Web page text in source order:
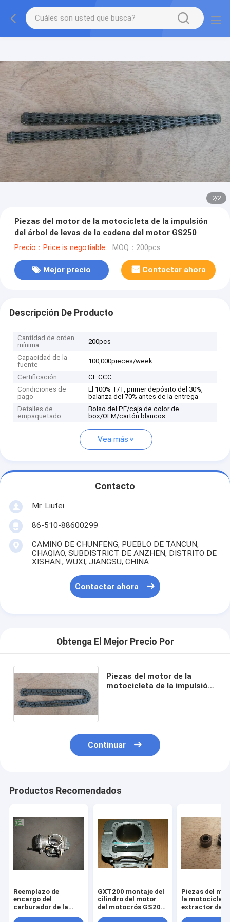
2/2
Piezas del motor de la motocicleta de la impulsión
del árbol de levas de la cadena del motor GS250
Precio：Price is negotiable MOQ：200pcs
Mejor precio Contactar ahora
Descripción De Producto
Cantidad de orden
mínima
200pcs
Capacidad de la
fuente
100,000pieces/week
Certificación
CE CCC
Condiciones de
pago
El 100% T/T, primer depósito del 30%,
balanza del 70% antes de la entrega
Detalles de
empaquetado
Bolso del PE/caja de color de
box/OEM/cartón blancos
Vea más
Contacto
Mr. Liufei
86-510-88600299
CAMINO DE CHUNFENG, PUEBLO DE TANCUN,
CHAQIAO, SUBDISTRICT DE ANZHEN, DISTRITO DE
XISHAN., WUXI, JIANGSU, CHINA
Contactar ahora
Obtenga El Mejor Precio Por
Piezas del motor de la
motocicleta de la impulsión
Continuar
Productos Recomendados
Reemplazo de
encargo del
carburador de la
GXT200 montaje del
cilindro del motor
del motocrós GS200,
Piezas del
la
extractor de la